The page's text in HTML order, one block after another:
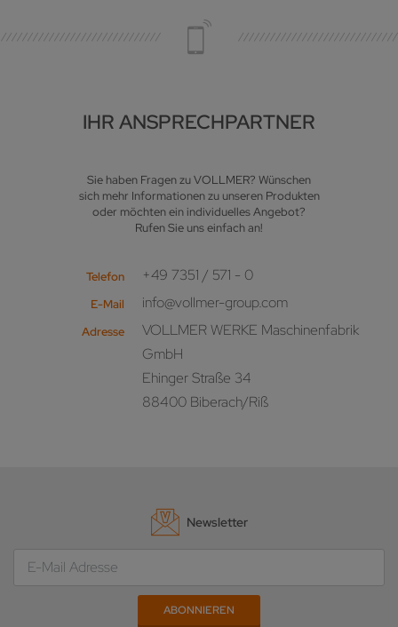
IHR ANSPRECHPARTNER
Sie haben Fragen zu VOLLMER? Wünschen
sich mehr Informationen zu unseren Produkten
oder möchten ein individuelles Angebot?
Rufen Sie uns einfach an!
Telefon +49 7351 / 571 - 0
E-Mail info@vollmer-group.com
Adresse
VOLLMER WERKE Maschinenfabrik
GmbH
Ehinger Straße 34
88400 Biberach/Riß
Newsletter